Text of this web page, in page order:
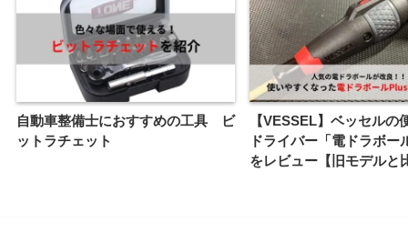
自動車整備士におすすめの工具 ビ
ットラチェット
【VESSEL】ベッセルの
ドライバー「電ドラボー
をレビュー【旧モデルと